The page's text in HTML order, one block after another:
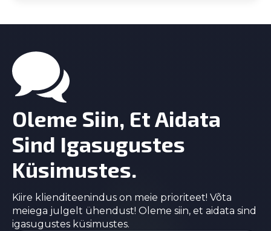
Oleme Siin, Et Aidata
Sind Igasugustes
Küsimustes.
Kiire klienditeenindus on meie prioriteet! Võta
meiega julgelt ühendust! Oleme siin, et aidata sind
igasugustes küsimustes.